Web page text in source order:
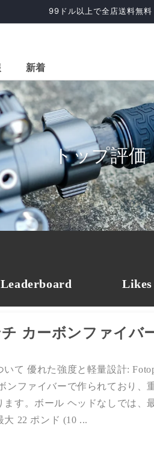
99ドル以上で全店送料無料
新着
2-in-1 水平三脚 (68
インチ、カーボンフ
ァイバー)
57イン
ファイバ
ールヘッ
ス写真
ートレート
真（屋内）
ドアアクティビティ
ム写真
ドロ
都市
建築
アー
トップ評価
チ カーボンファイバ
いて 優れた強度と軽量設計:
ンファイバーで作られており、
ます。ボール ヘッドなしでは、
大 22 ポンド (10 ...